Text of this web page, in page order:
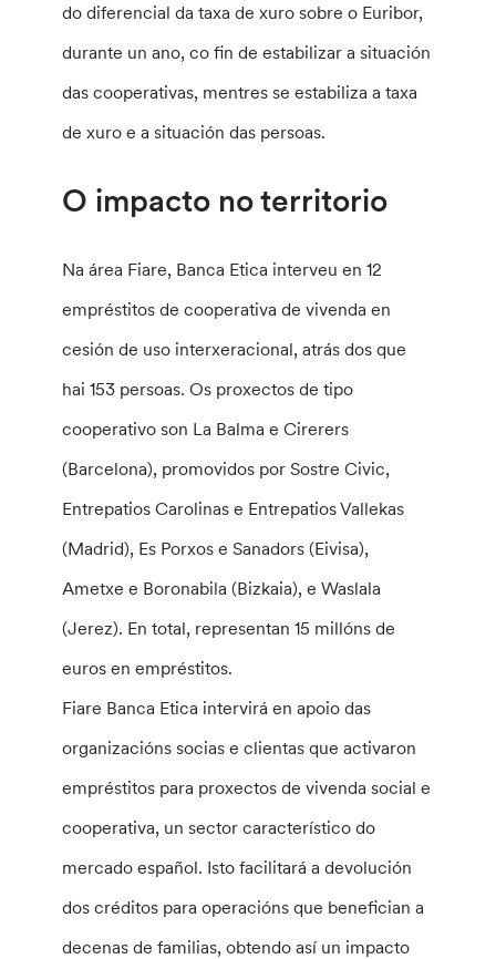
do diferencial da taxa de xuro sobre o Euribor,
durante un ano, co fin de estabilizar a situación
das cooperativas, mentres se estabiliza a taxa
de xuro e a situación das persoas.
O impacto no territorio
Na área Fiare, Banca Etica interveu en 12
empréstitos de cooperativa de vivenda en
cesión de uso interxeracional, atrás dos que
hai 153 persoas. Os proxectos de tipo
cooperativo son La Balma e Cirerers
(Barcelona), promovidos por Sostre Civic,
Entrepatios Carolinas e Entrepatios Vallekas
(Madrid), Es Porxos e Sanadors (Eivisa),
Ametxe e Boronabila (Bizkaia), e Waslala
(Jerez). En total, representan 15 millóns de
euros en empréstitos.
Fiare Banca Etica intervirá en apoio das
organizacións socias e clientas que activaron
empréstitos para proxectos de vivenda social e
cooperativa, un sector característico do
mercado español. Isto facilitará a devolución
dos créditos para operacións que benefician a
decenas de familias, obtendo así un impacto